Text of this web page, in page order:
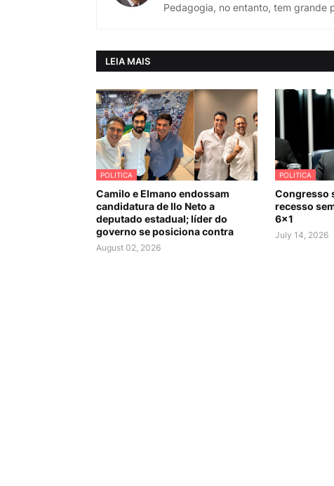
Pedagogia, no entanto, tem grande
LEIA MAIS
POLITICA
Camilo e Elmano endossam
candidatura de Ilo Neto a
deputado estadual; líder do
governo se posiciona contra
August 02, 2026
POLITICA
Congresso
recesso
6×1
July 14, 2026